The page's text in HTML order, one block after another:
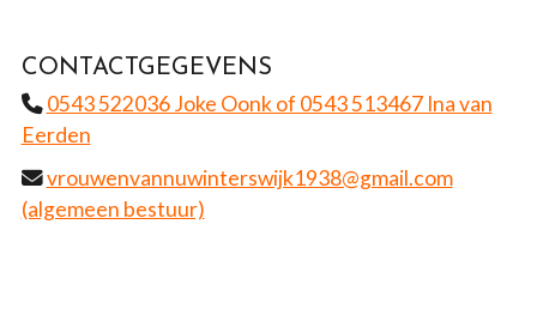
CONTACTGEGEVENS
0543 522036 Joke Oonk of 0543 513467 Ina van
Eerden
vrouwenvannuwinterswijk1938@gmail.com
(algemeen bestuur)